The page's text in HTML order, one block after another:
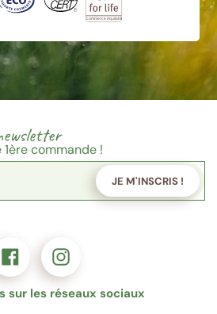
commande !
JE M'INSCRIS !
sur les réseaux sociaux